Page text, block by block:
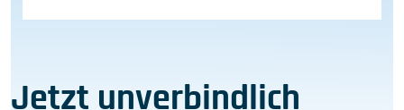
Jetzt unverbindlich